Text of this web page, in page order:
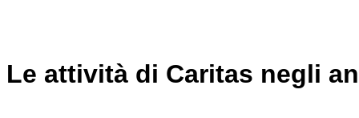
Le attività di Caritas negli